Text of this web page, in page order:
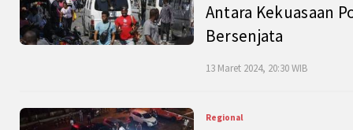
Antara Kekuasaan
Bersenjata
13 Maret 2024, 20:30 WIB
Regional